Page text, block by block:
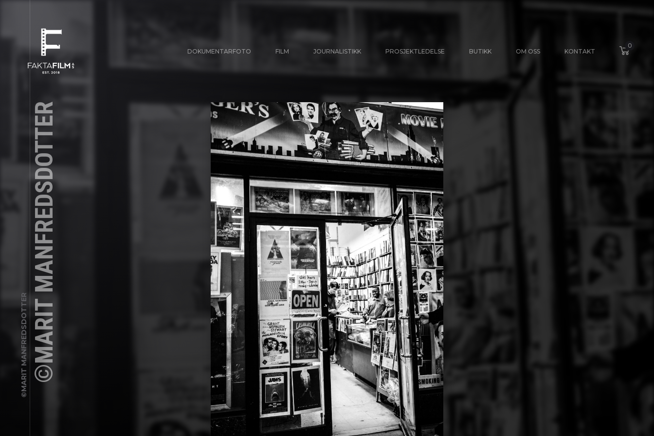
DOKUMENTARFOTO FILM JOURNALISTIKK PROSJEKTLEDELSE BUTIKK OM OSS KONTAKT
0
©MARIT MANFREDSDOTTER©MARIT MANFREDSDOTTER